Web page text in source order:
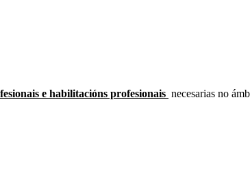
e habilitacións profesionais necesarias no